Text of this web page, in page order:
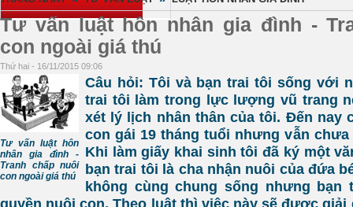
Tư vấn luật hôn nhân gia đình -
con ngoài giá thú
Thứ hai - 16/11/2015 09:06
Tư vấn luật hôn
nhân gia đình -
Tranh chấp nuôi
con ngoài giá thú
Câu hỏi: Tôi và bạn trai tôi sống với
trai tôi làm trong lực lượng vũ trang
xét lý lịch nhân thân của tôi. Đến nay
con gái 19 tháng tuổi nhưng vẫn
Khi làm giấy khai sinh tôi đã ký một
bạn trai tôi là cha nhận nuôi của đứa
không cùng chung sống nhưng bạn
quyền nuôi con. Theo luật thì việc này sẽ được giải